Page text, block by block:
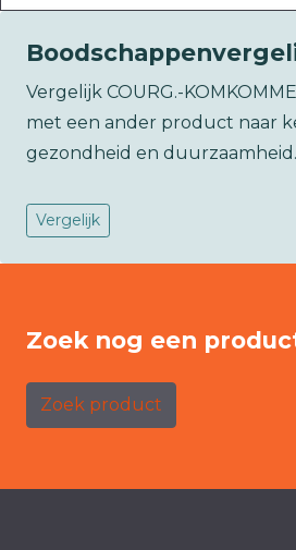
Vergelijk COURG.-
met een ander product naar
gezondheid en duurzaamheid.
Vergelijk
Zoek nog een
Zoek product